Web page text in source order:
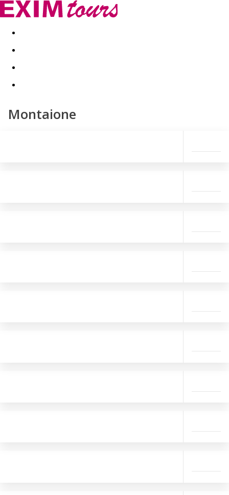
Akční nabídky Last minute
Montaione